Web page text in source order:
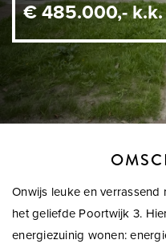
€ 485.000,- k.k.
Onwijs leuke en
het geliefde Poortwijk 3.
energiezuinig wonen: